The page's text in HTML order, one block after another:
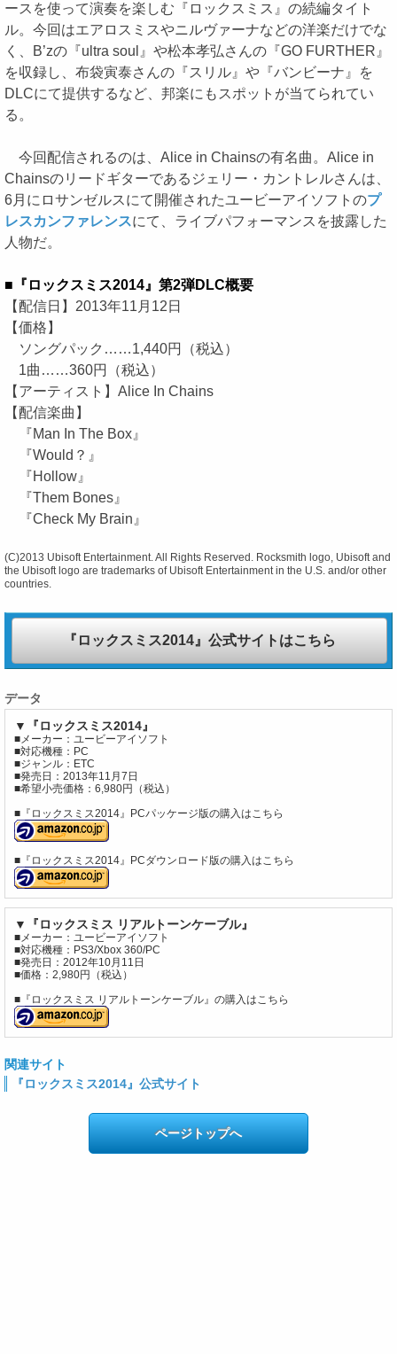
ースを使って演奏を楽しむ『ロックスミス』の続編タイト
ル。今回はエアロスミスやニルヴァーナなどの洋楽だけでな
く、B’zの『ultra soul』や松本孝弘さんの『GO FURTHER』
を収録し、布袋寅泰さんの『スリル』や『バンビーナ』を
DLCにて提供するなど、邦楽にもスポットが当てられてい
る。
今回配信されるのは、Alice in Chainsの有名曲。Alice in
Chainsのリードギターであるジェリー・カントレルさんは、
6月にロサンゼルスにて開催されたユービーアイソフトのプ
レスカンファレンスにて、ライブパフォーマンスを披露した
人物だ。
■『ロックスミス2014』第2弾DLC概要
【配信日】2013年11月12日
【価格】
ソングパック……1,440円（税込）
1曲……360円（税込）
【アーティスト】Alice In Chains
【配信楽曲】
『Man In The Box』
『Would？』
『Hollow』
『Them Bones』
『Check My Brain』
(C)2013 Ubisoft Entertainment. All Rights Reserved. Rocksmith logo, Ubisoft and
the Ubisoft logo are trademarks of Ubisoft Entertainment in the U.S. and/or other
countries.
『ロックスミス2014』公式サイトはこちら
データ
▼『ロックスミス2014』
■メーカー：ユービーアイソフト
■対応機種：PC
■ジャンル：ETC
■発売日：2013年11月7日
■希望小売価格：6,980円（税込）
■『ロックスミス2014』PCパッケージ版の購入はこちら
■『ロックスミス2014』PCダウンロード版の購入はこちら
▼『ロックスミス リアルトーンケーブル』
■メーカー：ユービーアイソフト
■対応機種：PS3/Xbox 360/PC
■発売日：2012年10月11日
■価格：2,980円（税込）
■『ロックスミス リアルトーンケーブル』の購入はこちら
関連サイト
『ロックスミス2014』公式サイト
ページトップへ